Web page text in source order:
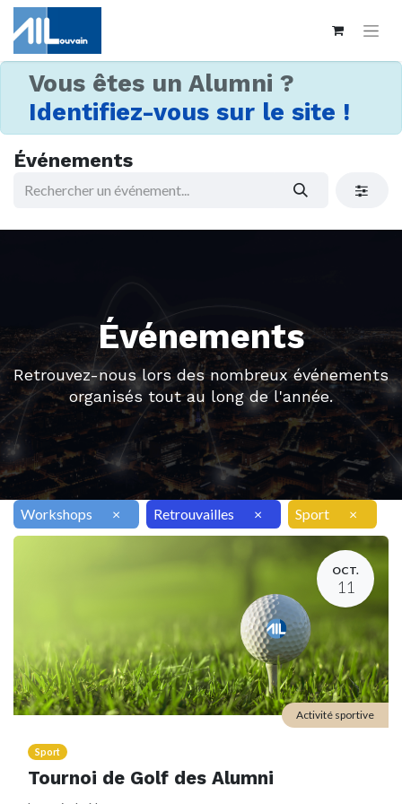
Vous êtes un Alumni ?
Identifiez-vous sur le site !
Événements
Événements
Retrouvez-nous lors des nombreux événements
organisés tout au long de l'année.
Workshops × Retrouvailles × Sport ×
OCT.
11
Sport
Tournoi de Golf des Alumni
Activité sportive